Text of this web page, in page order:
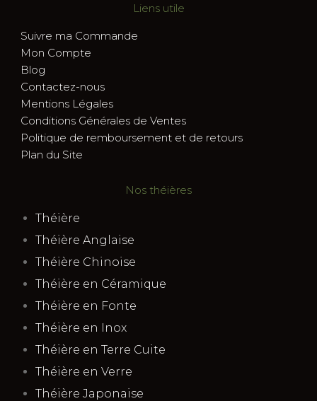
Liens utile
Suivre ma Commande
Mon Compte
Blog
Contactez-nous
Mentions Légales
Conditions Générales de Ventes
Politique de remboursement et de retours
Plan du Site
Nos théières
Théière
Théière Anglaise
Théière Chinoise
Théière en Céramique
Théière en Fonte
Théière en Inox
Théière en Terre Cuite
Théière en Verre
Théière Japonaise